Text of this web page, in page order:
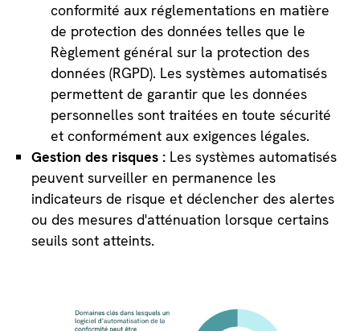
conformité aux réglementations en matière
de protection des données telles que le
Règlement général sur la protection des
données (RGPD). Les systèmes automatisés
permettent de garantir que les données
personnelles sont traitées en toute sécurité
et conformément aux exigences légales.
Gestion des risques : Les systèmes automatisés
peuvent surveiller en permanence les
indicateurs de risque et déclencher des alertes
ou des mesures d'atténuation lorsque certains
seuils sont atteints.